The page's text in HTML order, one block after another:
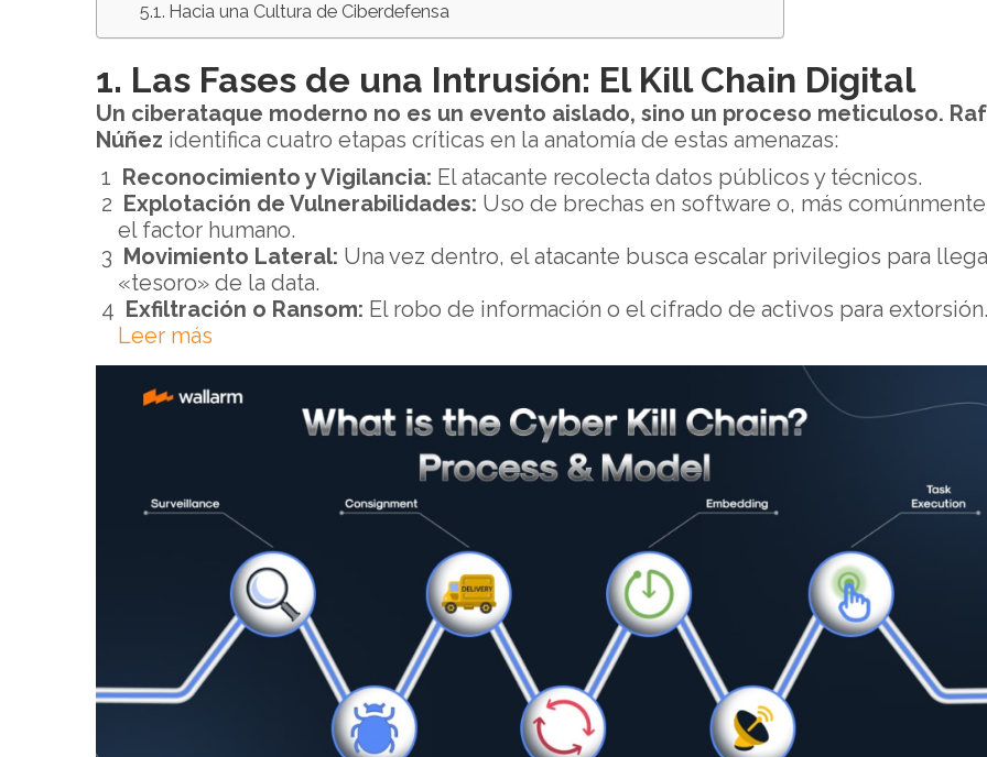
Hacia una Cultura de Ciberdefensa
1. Las Fases de una Intrusión: El Kill Chain Digital
Un ciberataque moderno no es un evento aislado, sino un proceso meticuloso.
Núñez identifica cuatro etapas críticas en la anatomía de estas amenazas:
Reconocimiento y Vigilancia: El atacante recolecta datos públicos y técnicos.
Explotación de Vulnerabilidades: Uso de brechas en software o, más
el factor humano.
Movimiento Lateral: Una vez dentro, el atacante busca escalar privilegios para
«tesoro» de la data.
Exfiltración o Ransom: El robo de información o el cifrado de activos para extorsión.
Leer más